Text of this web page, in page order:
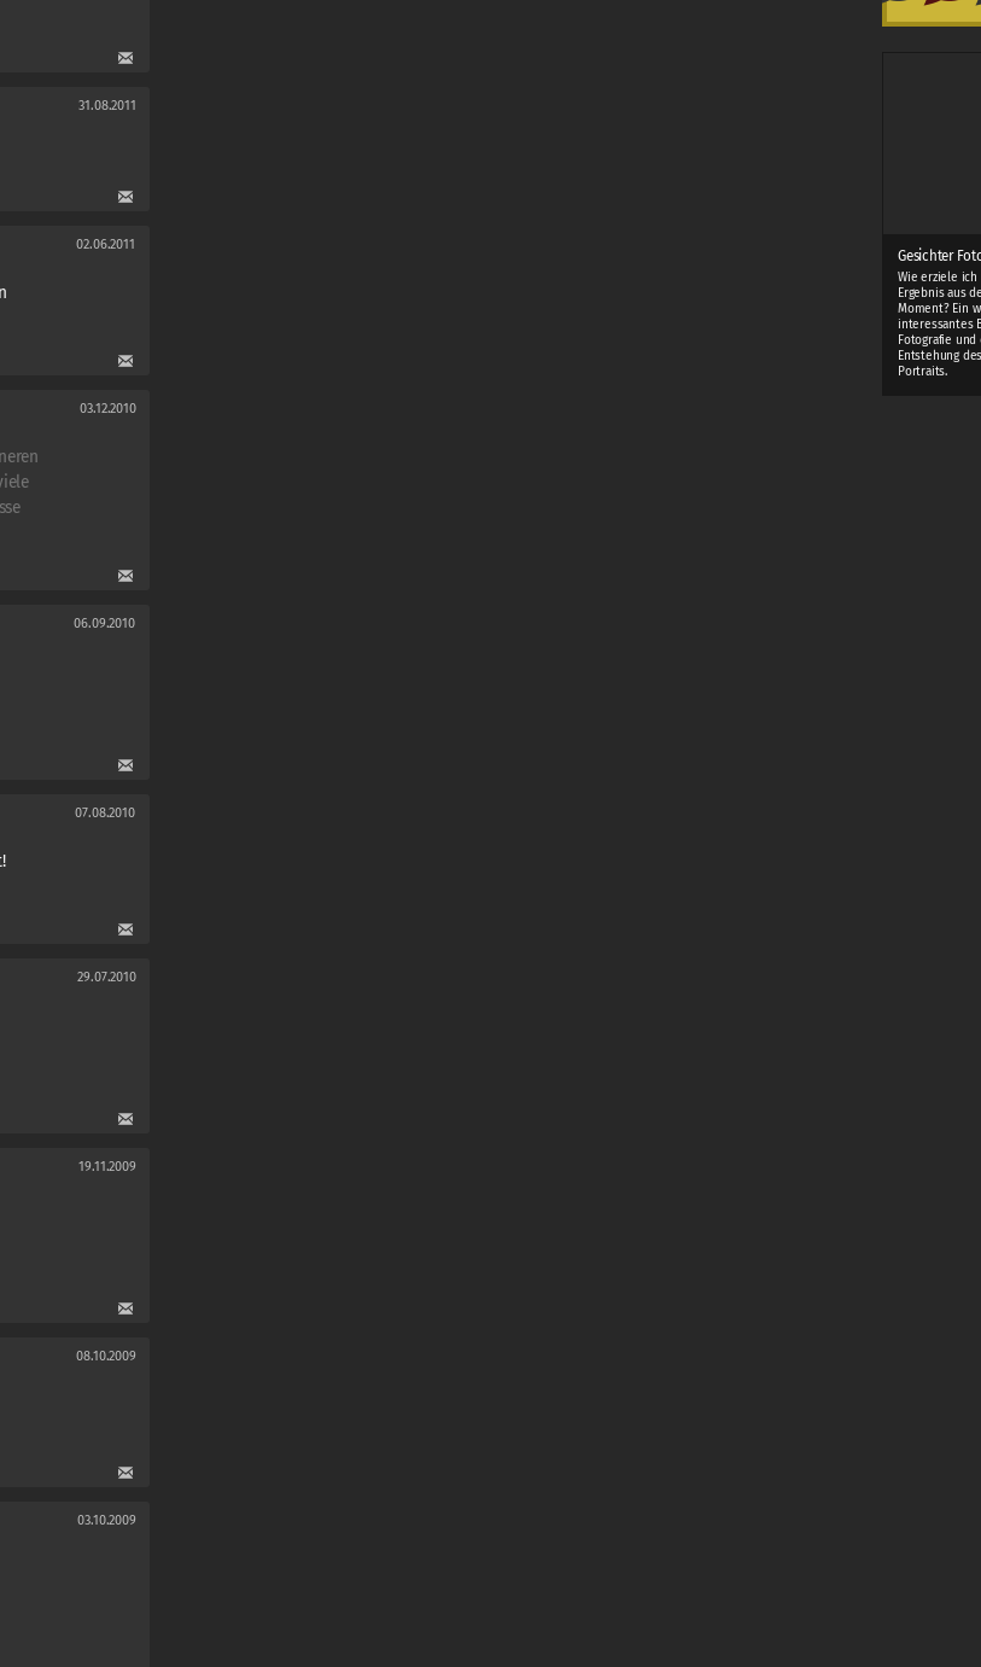
Gesichter
Wie erziele
Ergebnis aus
Moment? Ein
interessantes
Fotografie und
Entstehung
Portraits.
31.08.2011
02.06.2011
03.12.2010
06.09.2010
07.08.2010
29.07.2010
19.11.2009
08.10.2009
03.10.2009